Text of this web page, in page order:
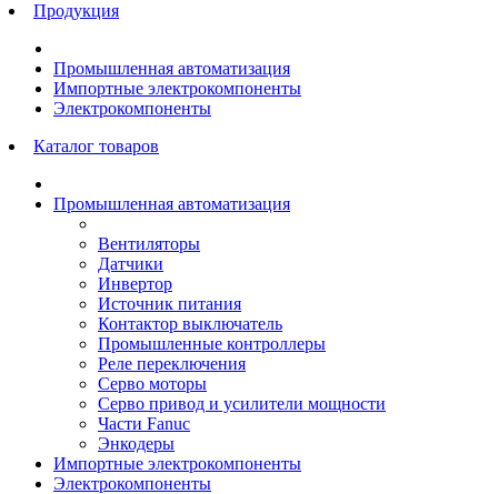
Продукция
Промышленная автоматизация
Импортные электрокомпоненты
Электрокомпоненты
Каталог товаров
Промышленная автоматизация
Вентиляторы
Датчики
Инвертор
Источник питания
Контактор выключатель
Промышленные контроллеры
Реле переключения
Серво моторы
Серво привод и усилители мощности
Части Fanuc
Энкодеры
Импортные электрокомпоненты
Электрокомпоненты